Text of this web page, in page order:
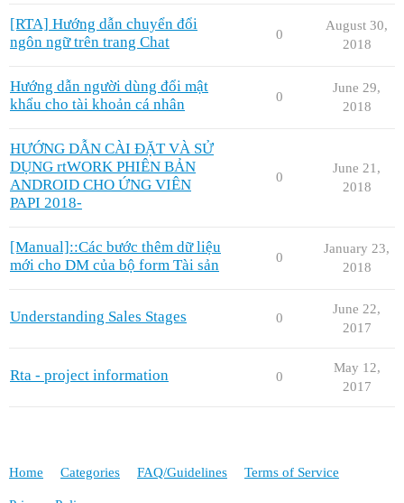
[RTA] Hướng dẫn chuyển đổi
ngôn ngữ trên trang Chat
0
August 30,
2018
Hướng dẫn người dùng đổi mật
khẩu cho tài khoản cá nhân
0
June 29,
2018
HƯỚNG DẪN CÀI ĐẶT VÀ SỬ
DỤNG rtWORK PHIÊN BẢN
ANDROID CHO ỨNG VIÊN
PAPI 2018-
0
June 21,
2018
[Manual]::Các bước thêm dữ liệu
mới cho DM của bộ form Tài sản
0
January 23,
2018
Understanding Sales Stages 0
June 22,
2017
Rta - project information 0
May 12,
2017
Home Categories FAQ/Guidelines Terms of Service